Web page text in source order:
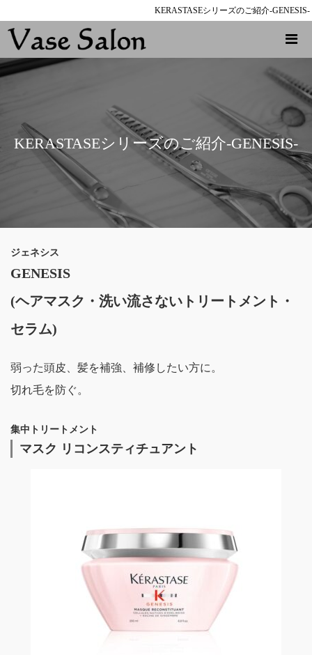
KERASTASEシリーズのご紹介-GENESIS-
KERASTASEシリーズのご紹介-GENESIS-
ジェネシス
GENESIS
(ヘアマスク・洗い流さないトリートメント・
セラム)
弱った頭皮、髪を補強、補修したい方に。
切れ毛を防ぐ。
集中トリートメント
マスク リコンスティチュアント